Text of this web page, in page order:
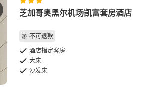
芝加哥奥黑尔机场凯富套房酒店
不可退款
酒店指定客房
大床
沙发床